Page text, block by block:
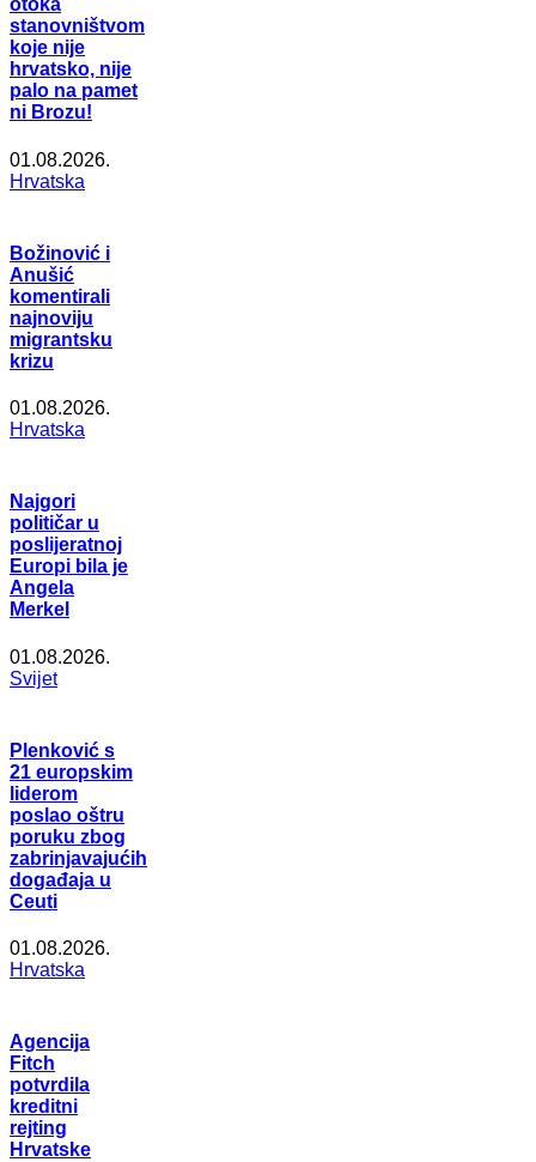
otoka
stanovništvom
koje nije
hrvatsko, nije
palo na pamet
ni Brozu!
01.08.2026.
Hrvatska
Božinović i
Anušić
komentirali
najnoviju
migrantsku
krizu
01.08.2026.
Hrvatska
Najgori
političar u
poslijeratnoj
Europi bila je
Angela
Merkel
01.08.2026.
Svijet
Plenković s
21 europskim
liderom
poslao oštru
poruku zbog
zabrinjavajućih
događaja u
Ceuti
01.08.2026.
Hrvatska
Agencija
Fitch
potvrdila
kreditni
rejting
Hrvatske